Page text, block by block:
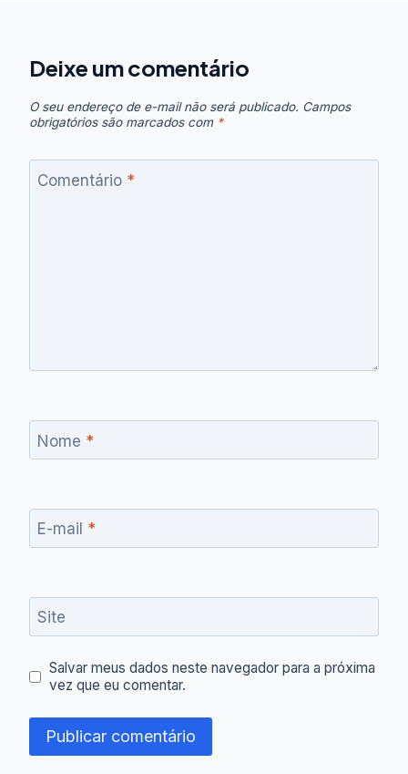
Deixe um comentário
O seu endereço de e-mail não será publicado. Campos
obrigatórios são marcados com *
Comentário *
Nome *
E-mail *
Site
Salvar meus dados neste navegador para a próxima
vez que eu comentar.